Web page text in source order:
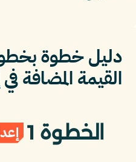
دليل خطوة
القيمة المضافة
الخطوة 1